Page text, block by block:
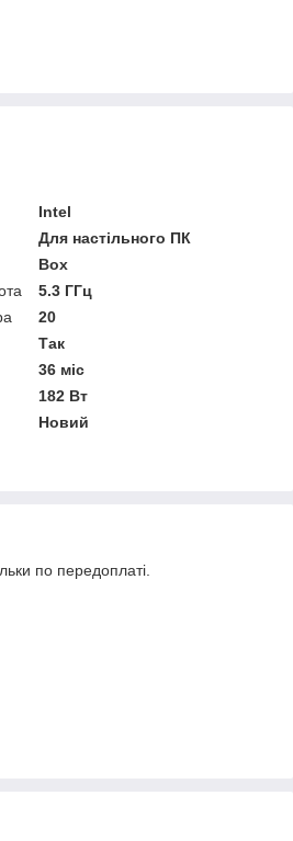
Intel
Для настільного ПК
Box
5.3 ГГц
20
Так
36 міс
182 Вт
Новий
по передоплаті.